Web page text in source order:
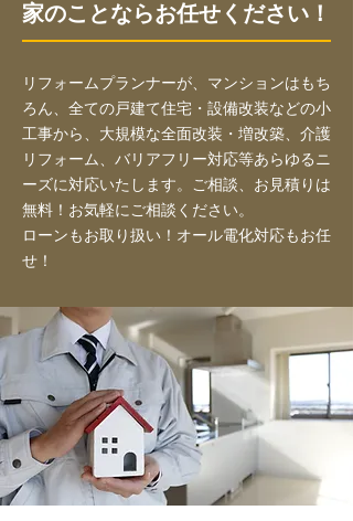
​家のことならお任せください！
リフォームプランナーが、マンションはもち
ろん、全ての戸建て住宅・設備改装などの小
工事から、大規模な全面改装・増改築、介護
リフォーム、バリアフリー対応等あらゆるニ
ーズに対応いたします。ご相談、お見積りは
無料！お気軽にご相談ください。
ローンもお取り扱い！オール電化対応もお任
せ！